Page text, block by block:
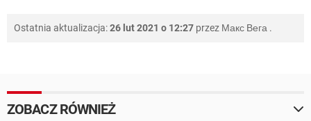
Ostatnia aktualizacja:26 lut 2021 o 12:27 przez Макс Вега .
ZOBACZ RÓWNIEŻ